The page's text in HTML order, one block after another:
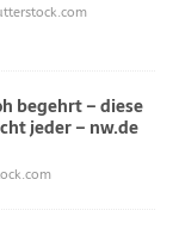
begehrt – diese
jeder – nw.de